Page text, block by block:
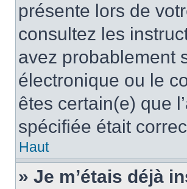
présente lors de
consultez les
avez probablement
électronique ou le
êtes certain(e) que
spécifiée était
Haut
» Je m’étais déjà